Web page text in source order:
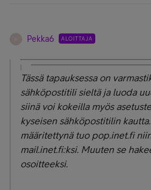
Pekka6 ALOITTAJA
Tässä tapauksessa on
sähköpostitili sieltä ja luoda
siinä voi kokeilla myös
kyseisen sähköpostitilin
määritettynä tuo pop.inet.fi
mail.inet.fi:ksi. Muuten se
osoitteeksi.